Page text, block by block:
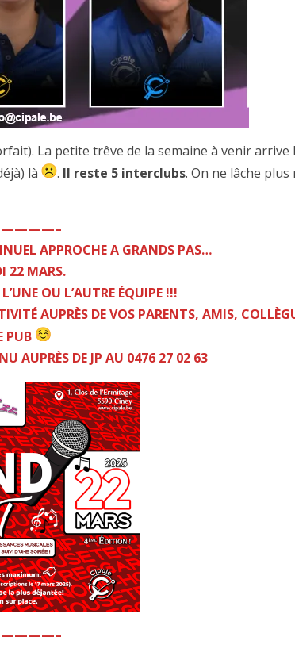
La petite trêve de la semaine à venir
là
. Il reste 5 interclubs. On ne lâche
APPROCHE A GRANDS PAS…
22 MARS.
OU L’AUTRE ÉQUIPE !!!
AUPRÈS DE VOS PARENTS, AMIS,
PUB
AUPRÈS DE JP AU 0476 27 02 63